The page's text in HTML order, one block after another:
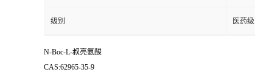
级别 医药级
N-Boc-L-叔亮氨酸
CAS:62965-35-9